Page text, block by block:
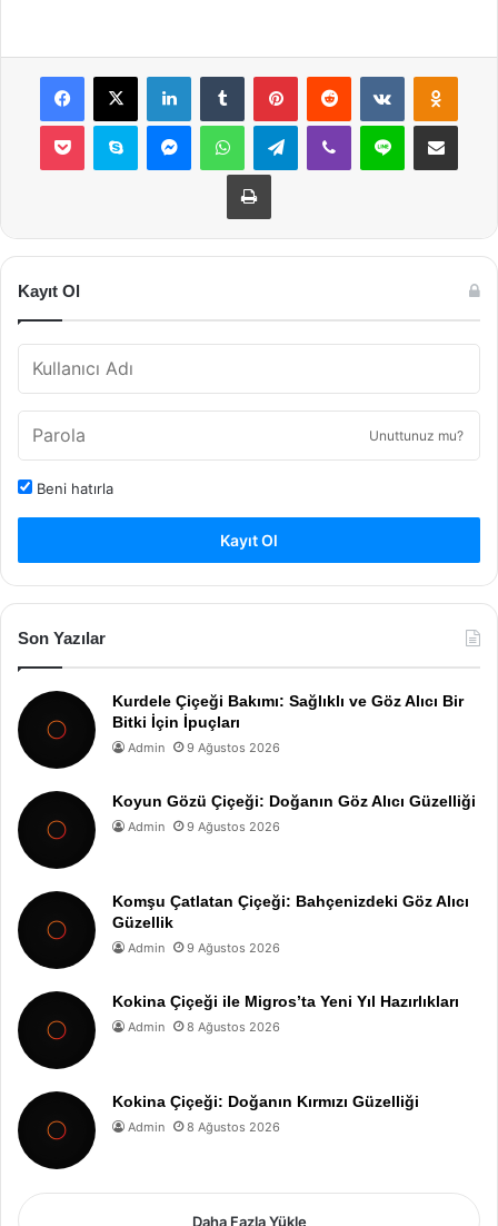
Facebook
X LinkedInTumblr PinterestReddit VKontakte
Pocket Skype MessengerWhatsAppTelegramViber Line E-Posta ile
Yazdır
Kayıt Ol
Unuttunuz mu?
Beni hatırla
Kayıt Ol
Son Yazılar
Kurdele Çiçeği Bakımı: Sağlıklı ve Göz Alıcı Bir
Bitki İçin İpuçları
Admin 9 Ağustos 2026
Koyun Gözü Çiçeği: Doğanın Göz Alıcı Güzelliği
Admin 9 Ağustos 2026
Komşu Çatlatan Çiçeği: Bahçenizdeki Göz Alıcı
Güzellik
Admin 9 Ağustos 2026
Kokina Çiçeği ile Migros’ta Yeni Yıl Hazırlıkları
Admin 8 Ağustos 2026
Kokina Çiçeği: Doğanın Kırmızı Güzelliği
Admin 8 Ağustos 2026
Daha Fazla Yükle